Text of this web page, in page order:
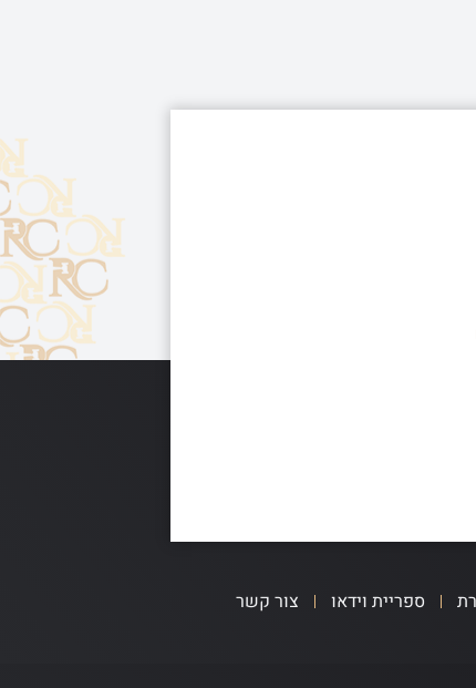
ספריית וידאו
צור קשר